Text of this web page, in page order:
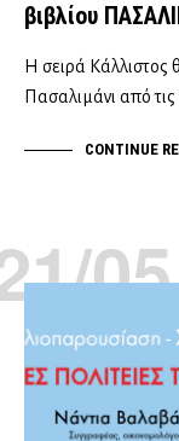
βιβλίου
Η σειρά Κάλλιστος
Πασαλιμάνι από
CONTINUE
05